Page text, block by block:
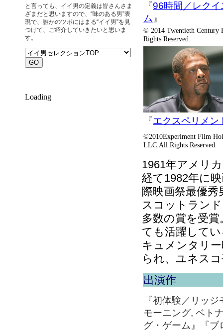
と言っても、イイ男の定義は皆さんさま
ざまだと思いますので、“味のある男”表
現で、誰かのツボにはまる“イイ男”を見
つけて、ご紹介していきたいと思いま
す。
Loading
『96時間／レクイ
ム 』
© 2014 Twentieth Century
Rights Reserved.
『エクスペリメン
©2010Experiment Film
LLC.All Rights Reserved.
1961年アメリ
経て1982年に
際映画祭最優
スコットラン
多数の賞を受
ても活躍して
キュメンタリ
られ、ユネス
出演作
『初体験／リッ
モーニング, ベト
グ・ゲーム』『